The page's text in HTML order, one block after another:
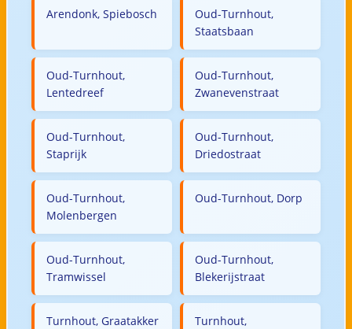
Arendonk, Spiebosch
Oud-Turnhout,
Staatsbaan
Oud-Turnhout,
Lentedreef
Oud-Turnhout,
Zwanevenstraat
Oud-Turnhout,
Staprijk
Oud-Turnhout,
Driedostraat
Oud-Turnhout,
Molenbergen
Oud-Turnhout, Dorp
Oud-Turnhout,
Tramwissel
Oud-Turnhout,
Blekerijstraat
Turnhout, Graatakker
Turnhout,